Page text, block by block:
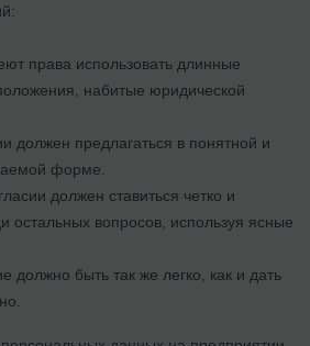
права использовать длинные
набитые юридической
должен предлагаться в понятной и
форме.
должен ставиться четко и
остальных вопросов, используя ясные
должно быть так же легко, как и дать